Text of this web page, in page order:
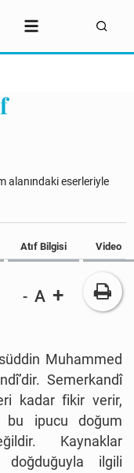
alanındaki eserleriyle
Atıf Bilgisi Video
- A +
Muhammed
Semerkandî
kadar fikir verir,
bu ipucu doğum
Kaynaklar
doğduğuyla ilgili